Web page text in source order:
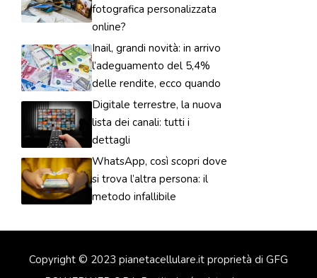
fotografica personalizzata
online?
Inail, grandi novità: in arrivo
l’adeguamento del 5,4%
delle rendite, ecco quando
Digitale terrestre, la nuova
lista dei canali: tutti i
dettagli
WhatsApp, così scopri dove
si trova l’altra persona: il
metodo infallibile
Copyright © 2023 pianetacellulare.it proprietà di GFG